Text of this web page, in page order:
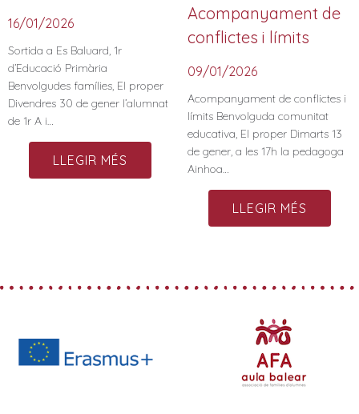
16/01/2026
Sortida a Es Baluard, 1r
d’Educació Primària
Benvolgudes famílies, El proper
Divendres 30 de gener l’alumnat
de 1r A i…
LLEGIR MÉS
Acompanyament de
conflictes i límits
09/01/2026
Acompanyament de conflictes i
límits Benvolguda comunitat
educativa, El proper Dimarts 13
de gener, a les 17h la pedagoga
Ainhoa…
LLEGIR MÉS